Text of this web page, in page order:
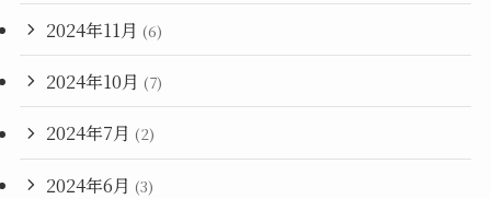
2024年11月 (6)
2024年10月 (7)
2024年7月 (2)
2024年6月 (3)